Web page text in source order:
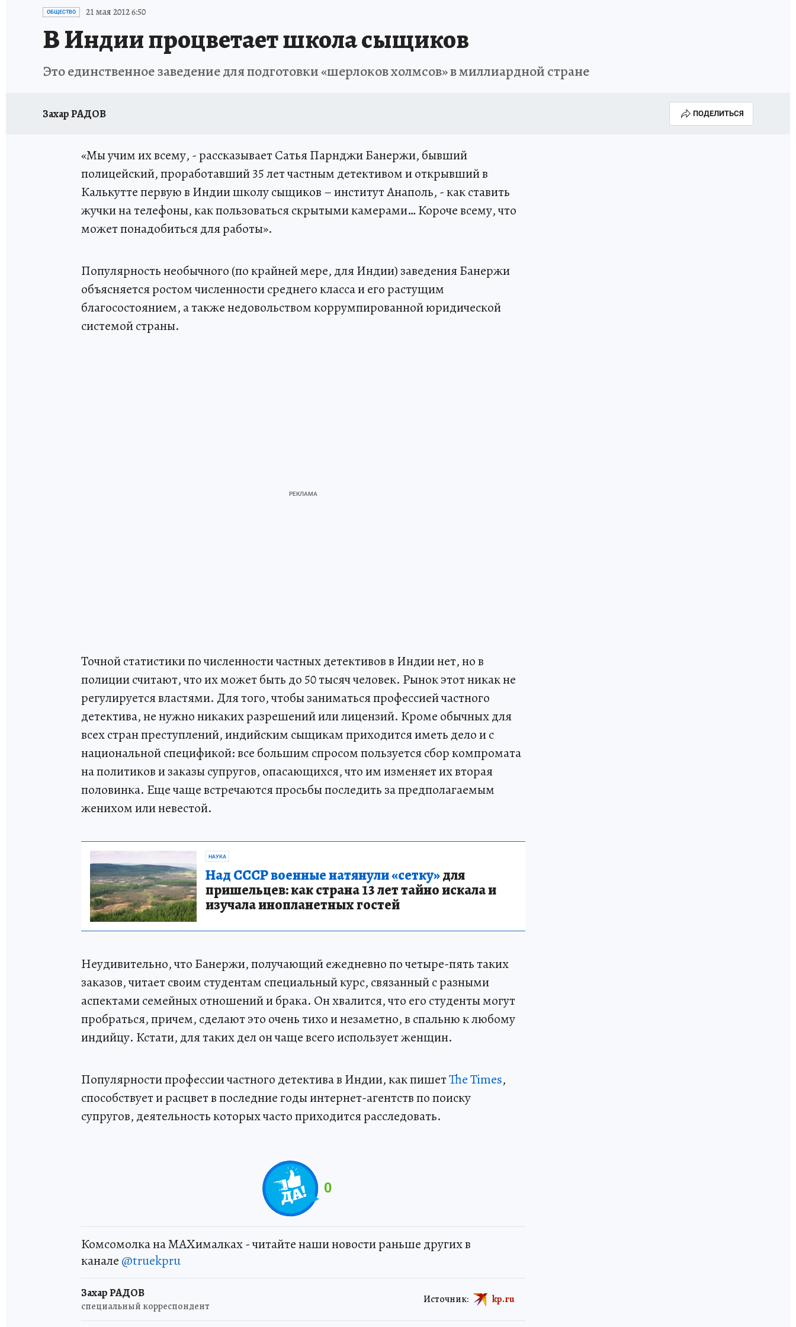
ИСПЫТАНО НА СЕБЕ
ОБЩЕСТВО 21 мая 2012 6:50
В Индии процветает школа сыщиков
Это единственное заведение для подготовки «шерлоков холмсов» в миллиардной стране
Захар РАДОВ ПОДЕЛИТЬСЯ
«Мы учим их всему, - рассказывает Сатья Парнджи Банержи, бывший
полицейский, проработавший 35 лет частным детективом и открывший в
Калькутте первую в Индии школу сыщиков – институт Анаполь, - как ставить
жучки на телефоны, как пользоваться скрытыми камерами… Короче всему, что
может понадобиться для работы».
Популярность необычного (по крайней мере, для Индии) заведения Банержи
объясняется ростом численности среднего класса и его растущим
благосостоянием, а также недовольством коррумпированной юридической
системой страны.
Точной статистики по численности частных детективов в Индии нет, но в
полиции считают, что их может быть до 50 тысяч человек. Рынок этот никак не
регулируется властями. Для того, чтобы заниматься профессией частного
детектива, не нужно никаких разрешений или лицензий. Кроме обычных для
всех стран преступлений, индийским сыщикам приходится иметь дело и с
национальной спецификой: все большим спросом пользуется сбор компромата
на политиков и заказы супругов, опасающихся, что им изменяет их вторая
половинка. Еще чаще встречаются просьбы последить за предполагаемым
женихом или невестой.
НАУКА
Над СССР военные натянули «сетку»для
пришельцев: как страна 13 лет тайно искала и
изучала инопланетных гостей
Неудивительно, что Банержи, получающий ежедневно по четыре-пять таких
заказов, читает своим студентам специальный курс, связанный с разными
аспектами семейных отношений и брака. Он хвалится, что его студенты могут
пробраться, причем, сделают это очень тихо и незаметно, в спальню к любому
индийцу. Кстати, для таких дел он чаще всего использует женщин.
Популярности профессии частного детектива в Индии, как пишетThe Times,
способствует и расцвет в последние годы интернет-агентств по поиску
супругов, деятельность которых часто приходится расследовать.
0
Комсомолка на MAXималках - читайте наши новости раньше других в
канале @truekpru
Захар РАДОВ
специальный корреспондент
Источник: kp.ru